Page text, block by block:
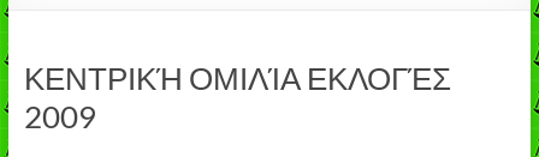
ΚΕΝΤΡΙΚΉ ΟΜΙΛΊΑ ΕΚΛΟΓΈΣ
2009